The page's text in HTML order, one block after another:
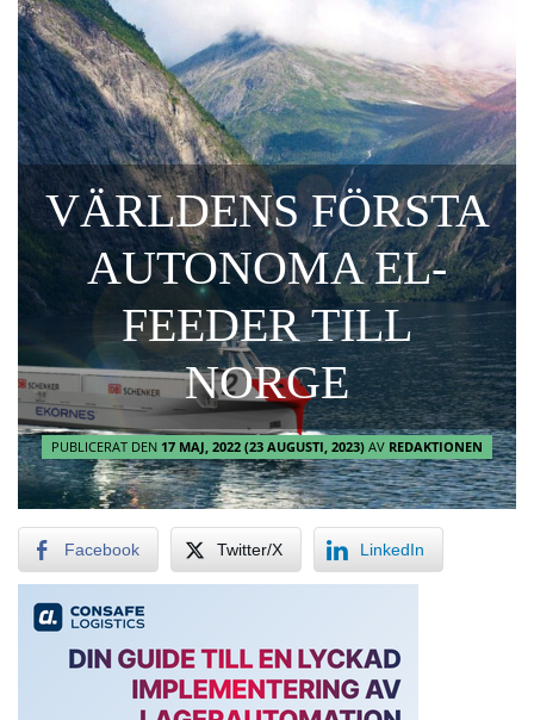
VÄRLDENS FÖRSTA
AUTONOMA EL-
FEEDER TILL
NORGE
PUBLICERAT DEN 17 MAJ, 2022 (23 AUGUSTI, 2023) AV REDAKTIONEN
Facebook Twitter/X LinkedIn